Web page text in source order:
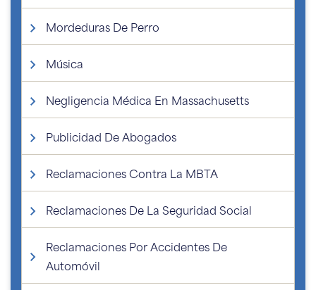
Mordeduras De Perro
Música
Negligencia Médica En Massachusetts
Publicidad De Abogados
Reclamaciones Contra La MBTA
Reclamaciones De La Seguridad Social
Reclamaciones Por Accidentes De
Automóvil